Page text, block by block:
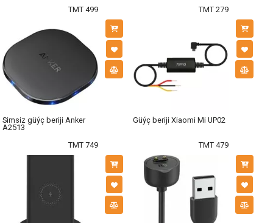
TMT 499 TMT 279
Simsiz güýç beriji Anker
A2513
TMT 749
Güýç beriji Xiaomi Mi UP02
TMT 479